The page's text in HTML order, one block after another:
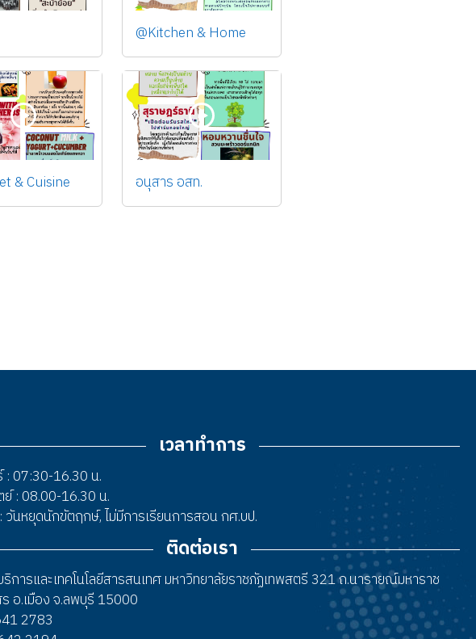
@Kitchen & Home
& Cuisine อนุสาร อสท.
เวลาทำการ
: 07:30-16.30 น.
ย์ : 08.00-16.30 น.
วันหยุดนักขัตฤกษ์, ไม่มีการเรียนการสอน กศ.บป.
ติดต่อเรา
การและเทคโนโลยีสารสนเทศ มหาวิทยาลัยราชภัฏเทพสตรี 321 ถ.นารายณ์มหาราช
ร อ.เมือง จ.ลพบุรี 15000
2783